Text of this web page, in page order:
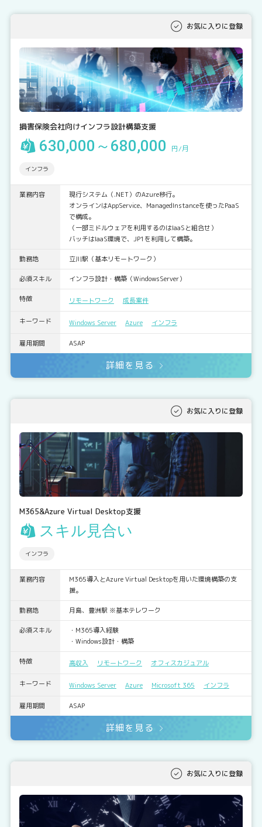
お気に入りに登録
損害保険会社向けインフラ設計構築支援
630,000～680,000 円/月
インフラ
業務内容
現行システム（.NET）のAzure移行。
オンラインはAppService、ManagedInstanceを使ったPaaS
で構成。
（一部ミドルウェアを利用するのはIaaSと組合せ）
バッチはIaaS環境で、JP1を利用して構築。
勤務地 立川駅（基本リモートワーク）
必須スキル インフラ設計・構築（WindowsServer）
特徴 リモートワーク 成長案件
キーワード Windows Server Azure インフラ
雇用期間 ASAP
詳細を見る
お気に入りに登録
M365&Azure Virtual Desktop支援
スキル見合い
インフラ
業務内容
M365導入とAzure Virtual Desktopを用いた環境構築の支
援。
勤務地 月島、豊洲駅 ※基本テレワーク
必須スキル
・M365導入経験
・Windows設計・構築
特徴 高収入 リモートワーク オフィスカジュアル
キーワード Windows Server Azure Microsoft 365 インフラ
雇用期間 ASAP
詳細を見る
お気に入りに登録